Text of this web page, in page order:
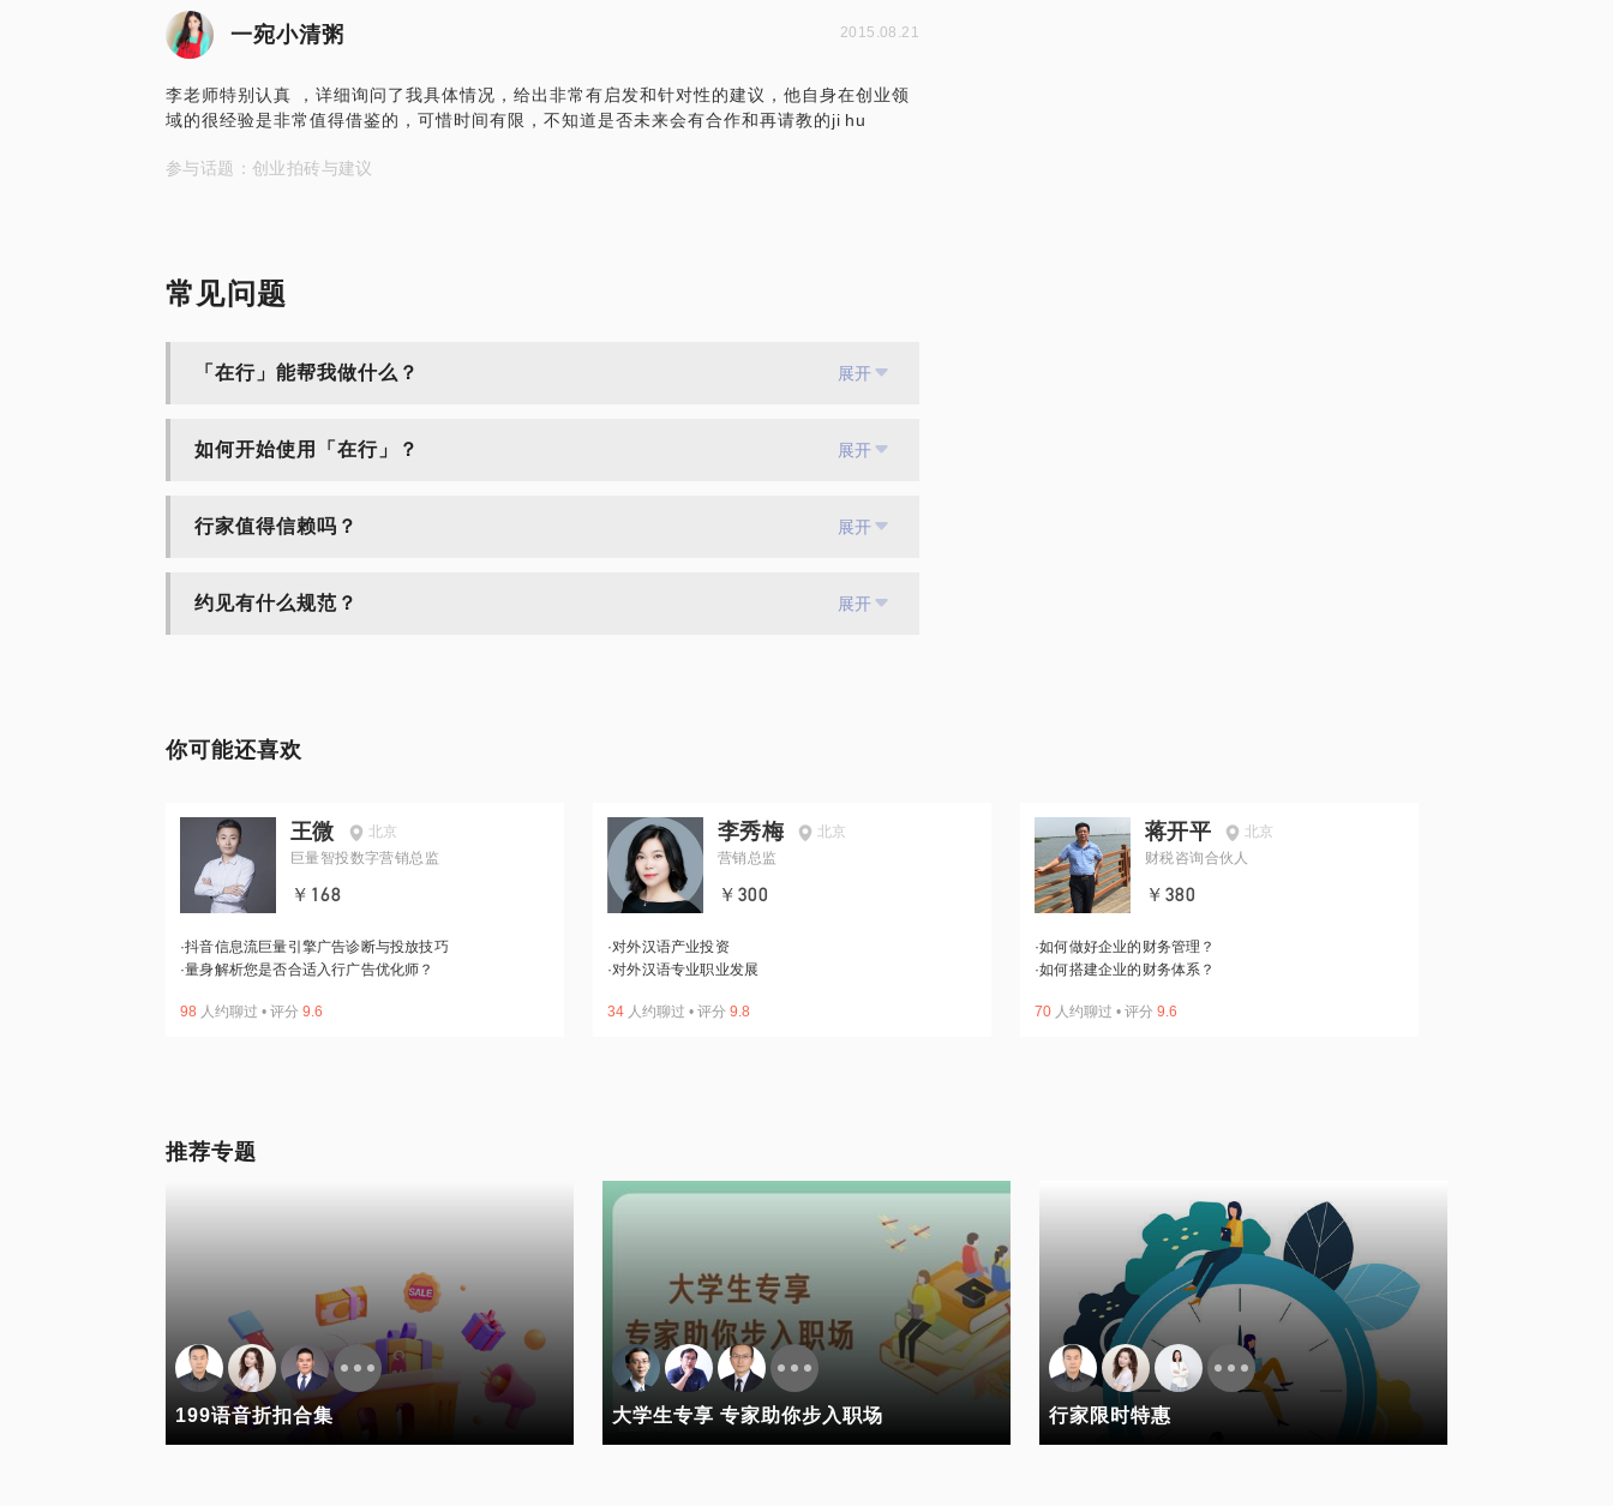
一宛小清粥 2015.08.21
李老师特别认真 ，详细询问了我具体情况，给出非常有启发和针对性的建议，他自身在创业领
域的很经验是非常值得借鉴的，可惜时间有限，不知道是否未来会有合作和再请教的ji hu
参与话题：创业拍砖与建议
常见问题
「在行」能帮我做什么？ 展开
如何开始使用「在行」？ 展开
行家值得信赖吗？ 展开
约见有什么规范？ 展开
你可能还喜欢
王微
北京
巨量智投数字营销总监
￥168
·抖音信息流巨量引擎广告诊断与投放技巧
·量身解析您是否合适入行广告优化师？
98 人约聊过 • 评分 9.6
李秀梅
北京
营销总监
￥300
·对外汉语产业投资
·对外汉语专业职业发展
34 人约聊过 • 评分 9.8
蒋开平
北京
财税咨询合伙人
￥380
·如何做好企业的财务管理？
·如何搭建企业的财务体系？
70 人约聊过 • 评分 9.6
推荐专题
199语音折扣合集 大学生专享 专家助你步入职场 行家限时特惠